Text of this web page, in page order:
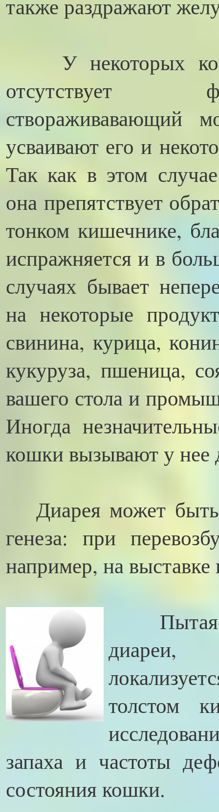
также раздражают
У некоторых
отсутствует
створаживавающий
усваивают его и
Так как в этом
она препятствует
тонком кишечнике,
испражняется и в
случаях бывает
на некоторые
свинина, курица,
кукуруза, пшеница,
вашего стола и
Иногда
кошки вызывают у нее
Диарея может быть
генеза: при
например, на выставке
диареи,
толстом
запаха и частоты
состояния кошки.